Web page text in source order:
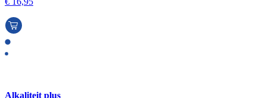
Alkaliteit plus